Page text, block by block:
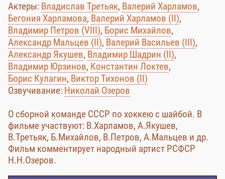
Актеры: Владислав Третьяк, Валерий Харламов,
Бегония Харламова, Валерий Харламов (II),
Владимир Петров (VIII), Борис Михайлов,
Александр Мальцев (II), Валерий Васильев (III),
Александр Якушев, Владимир Шадрин (II),
Владимир Юрзинов, Константин Локтев,
Борис Кулагин, Виктор Тихонов (II)
Озвучивание: Николай Озеров
О сборной команде СССР по хоккею с шайбой. В
фильме участвуют: В.Харламов, А.Якушев,
В.Третьяк, Б.Михайлов, В.Петров, А.Мальцев и др.
Фильм комментирует народный артист РСФСР
Н.Н.Озеров.